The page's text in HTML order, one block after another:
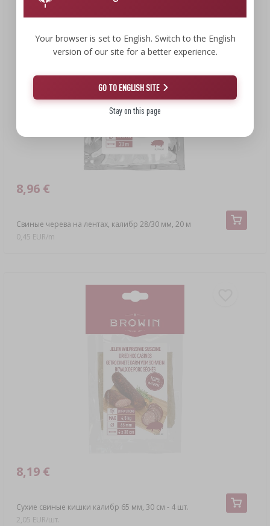
Свиные черева на лентах, калибр 28/30 мм, 20 м
8,96 €
0,45 EUR/m
Сухие свиные кишки калибр 65 мм, 30 см - 4 шт.
8,19 €
2,05 EUR/шт.
Your browser is set to English. Switch to the English
version of our site for a better experience.
GO TO ENGLISH SITE
Stay on this page